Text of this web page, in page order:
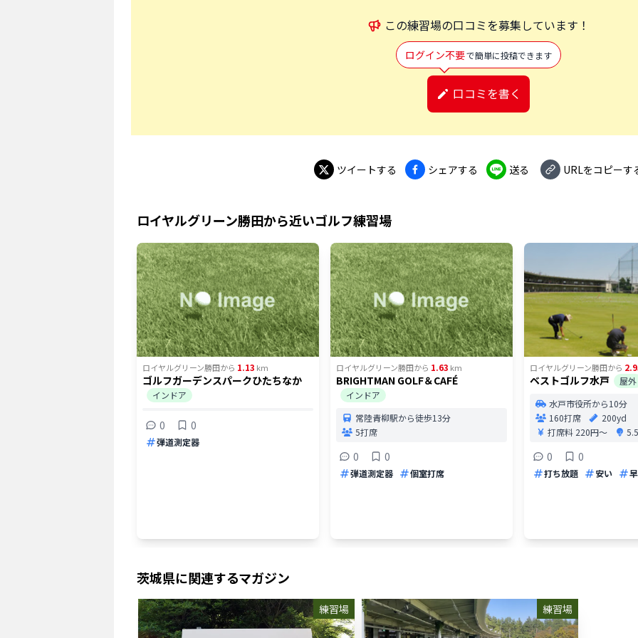
この練習場の口コミを募集しています！
ログイン不要で簡単に投稿できます
口コミを書く
ツイートする シェアする 送る URLをコピーす
ロイヤルグリーン勝田から近いゴルフ練習場
ロイヤルグリーン勝田から 1.13 km
ゴルフガーデンスパークひたちなか
インドア
0 0
弾道測定器
ロイヤルグリーン勝田から 1.63 km
BRIGHTMAN GOLF＆CAFÉ
インドア
常陸青柳駅から徒歩13分
5打席
0 0
弾道測定器 個室打席
ロイヤルグリーン勝田から
ベストゴルフ水戸
屋外
水戸市役所から10分
160打席
200yd
打席料 220円〜
0 0
打ち放題 安い
茨城県に関連するマガジン
練習場 練習場